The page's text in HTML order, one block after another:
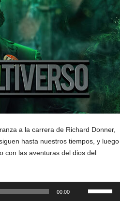
a la carrera de Richard Donner,
hasta nuestros tiempos, y luego
con las aventuras del dios del
00:00